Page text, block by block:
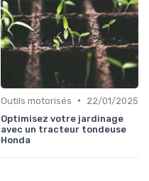
Outils motorisés •
22/01/2025
Optimisez votre jardinage
avec un tracteur tondeuse
Honda